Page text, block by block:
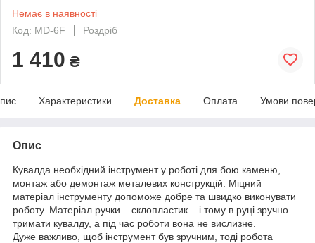
Немає в наявності
Код: MD-6F
Роздріб
1 410 ₴
Характеристики Доставка Оплата Умови
Опис
Кувалда необхідний інструмент у роботі для бою каменю,
монтаж або демонтаж металевих конструкцій. Міцний
матеріал інструменту допоможе добре та швидко виконувати
роботу. Матеріал ручки – склопластик – і тому в руці зручно
тримати кувалду, а під час роботи вона не вислизне.
Дуже важливо, щоб інструмент був зручним, тоді робота